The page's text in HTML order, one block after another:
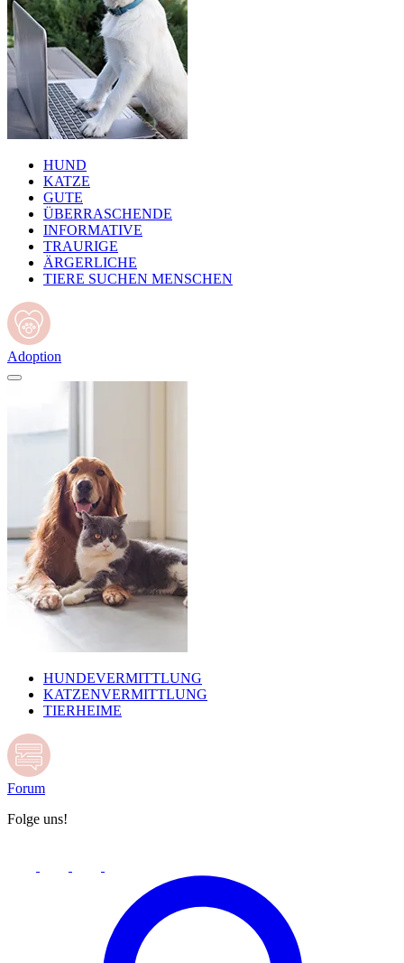
HUND
KATZE
GUTE
ÜBERRASCHENDE
INFORMATIVE
TRAURIGE
ÄRGERLICHE
TIERE SUCHEN MENSCHEN
Adoption
HUNDEVERMITTLUNG
KATZENVERMITTLUNG
TIERHEIME
Forum
Folge uns!